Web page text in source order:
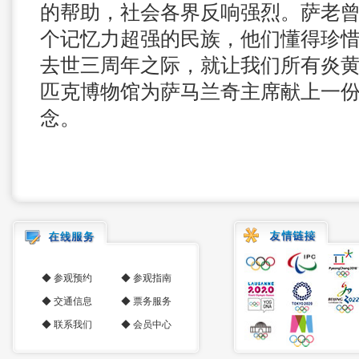
的帮助，社会各界反响强烈。萨老
个记忆力超强的民族，他们懂得珍
去世三周年之际，就让我们所有炎
匹克博物馆为萨马兰奇主席献上一
念。
◆ 参观预约 ◆ 参观指南
◆ 交通信息 ◆ 票务服务
◆ 联系我们 ◆ 会员中心